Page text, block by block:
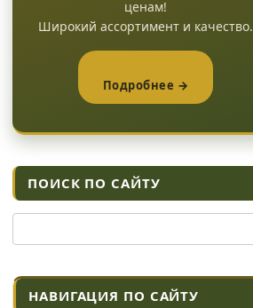
ценам!
Широкий ассортимент и качество.
Подробнее →
ПОИСК ПО САЙТУ
НАВИГАЦИЯ ПО САЙТУ